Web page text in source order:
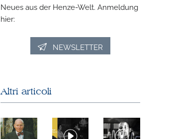
Neues aus der Henze-Welt. Anmeldung
hier:
NEWSLETTER
Altri articoli